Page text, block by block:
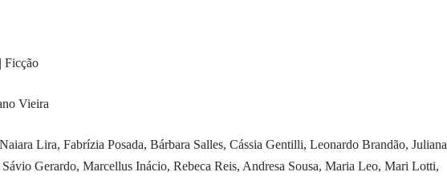
Ficção
Vieira
Lira, Fabrízia Posada, Bárbara Salles, Cássia Gentilli, Leonardo Brandão, Juliana
Gerardo, Marcellus Inácio, Rebeca Reis, Andresa Sousa, Maria Leo, Mari Lotti,